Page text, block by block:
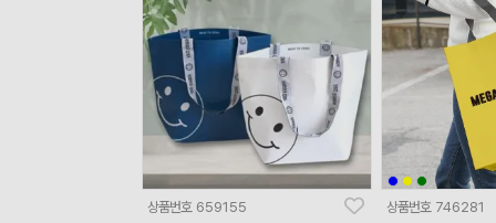
상품번호 659155 상품번호 746281